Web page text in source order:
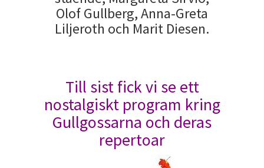
Olof Gullberg, Anna-Greta
Liljeroth och Marit Diesen.
Till sist fick vi se ett
nostalgiskt program kring
Gullgossarna och deras
repertoar